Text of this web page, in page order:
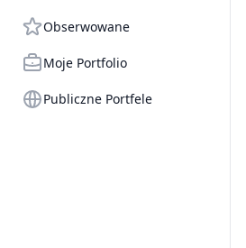
Obserwowane
Moje Portfolio
Publiczne Portfele